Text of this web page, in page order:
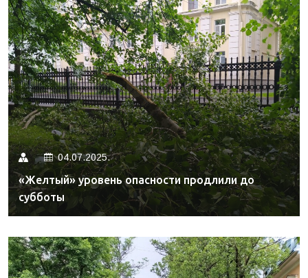
04.07.2025.
«Желтый» уровень опасности продлили до
субботы